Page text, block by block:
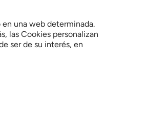
en una web determinada.
las Cookies personalizan
ser de su interés, en